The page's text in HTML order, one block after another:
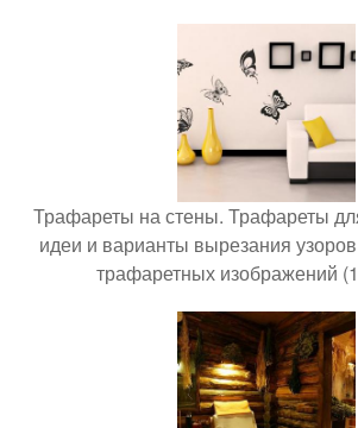
Трафареты на стены. Трафареты
идеи и варианты вырезания
трафаретных изображений